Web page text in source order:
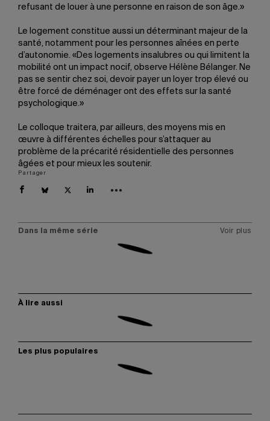
refusant de louer à une personne en raison de son âge.»
Le logement constitue aussi un déterminant majeur de la
santé, notamment pour les personnes aînées en perte
d’autonomie. «Des logements insalubres ou qui limitent la
mobilité ont un impact nocif, observe Hélène Bélanger. Ne
pas se sentir chez soi, devoir payer un loyer trop élevé ou
être forcé de déménager ont des effets sur la santé
psychologique.»
Le colloque traitera, par ailleurs, des moyens mis en
œuvre à différentes échelles pour s’attaquer au
problème de la précarité résidentielle des personnes
âgées et pour mieux les soutenir.
Partager
Dans la même série Voir plus
À lire aussi
Les plus populaires